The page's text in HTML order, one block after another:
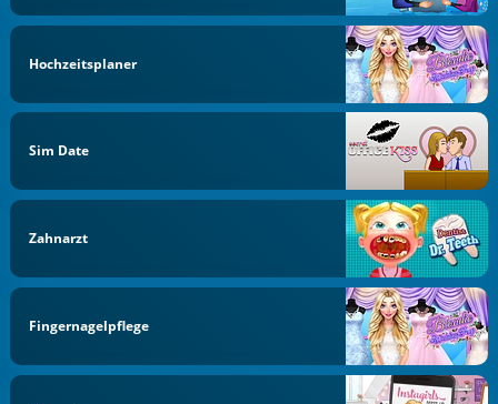
Hochzeitsplaner
Sim Date
Zahnarzt
Fingernagelpflege